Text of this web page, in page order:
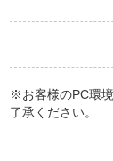
※お客様のPC環
了承ください。